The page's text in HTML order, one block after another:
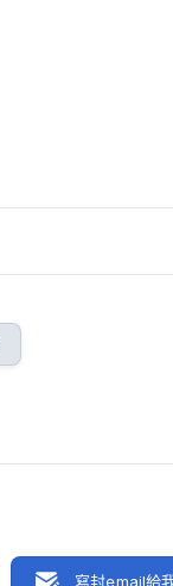
寫封email給